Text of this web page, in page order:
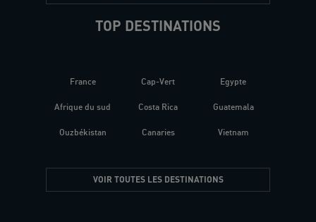
TOP DESTINATIONS
France
Afrique du sud
Ouzbékistan
Cap-Vert
Costa Rica
Canaries
Egypte
Guatemala
Vietnam
VOIR TOUTES LES DESTINATIONS